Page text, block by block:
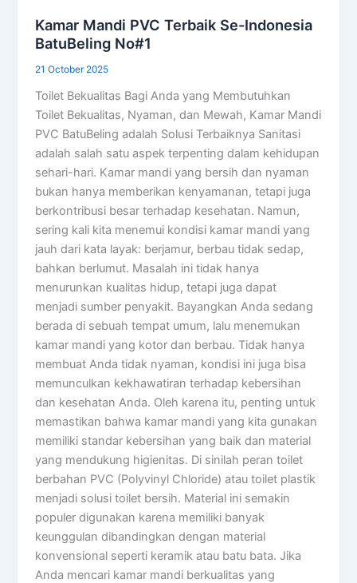
Kamar Mandi PVC Terbaik Se-Indonesia
BatuBeling No#1
21 October 2025
Toilet Bekualitas Bagi Anda yang Membutuhkan
Toilet Bekualitas, Nyaman, dan Mewah, Kamar Mandi
PVC BatuBeling adalah Solusi Terbaiknya Sanitasi
adalah salah satu aspek terpenting dalam kehidupan
sehari-hari. Kamar mandi yang bersih dan nyaman
bukan hanya memberikan kenyamanan, tetapi juga
berkontribusi besar terhadap kesehatan. Namun,
sering kali kita menemui kondisi kamar mandi yang
jauh dari kata layak: berjamur, berbau tidak sedap,
bahkan berlumut. Masalah ini tidak hanya
menurunkan kualitas hidup, tetapi juga dapat
menjadi sumber penyakit. Bayangkan Anda sedang
berada di sebuah tempat umum, lalu menemukan
kamar mandi yang kotor dan berbau. Tidak hanya
membuat Anda tidak nyaman, kondisi ini juga bisa
memunculkan kekhawatiran terhadap kebersihan
dan kesehatan Anda. Oleh karena itu, penting untuk
memastikan bahwa kamar mandi yang kita gunakan
memiliki standar kebersihan yang baik dan material
yang mendukung higienitas. Di sinilah peran toilet
berbahan PVC (Polyvinyl Chloride) atau toilet plastik
menjadi solusi toilet bersih. Material ini semakin
populer digunakan karena memiliki banyak
keunggulan dibandingkan dengan material
konvensional seperti keramik atau batu bata. Jika
Anda mencari kamar mandi berkualitas yang